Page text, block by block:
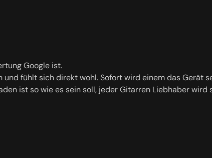
Google ist.
fühlt sich direkt wohl. Sofort wird einem das Gerät
ist so wie es sein soll, jeder Gitarren Liebhaber wird